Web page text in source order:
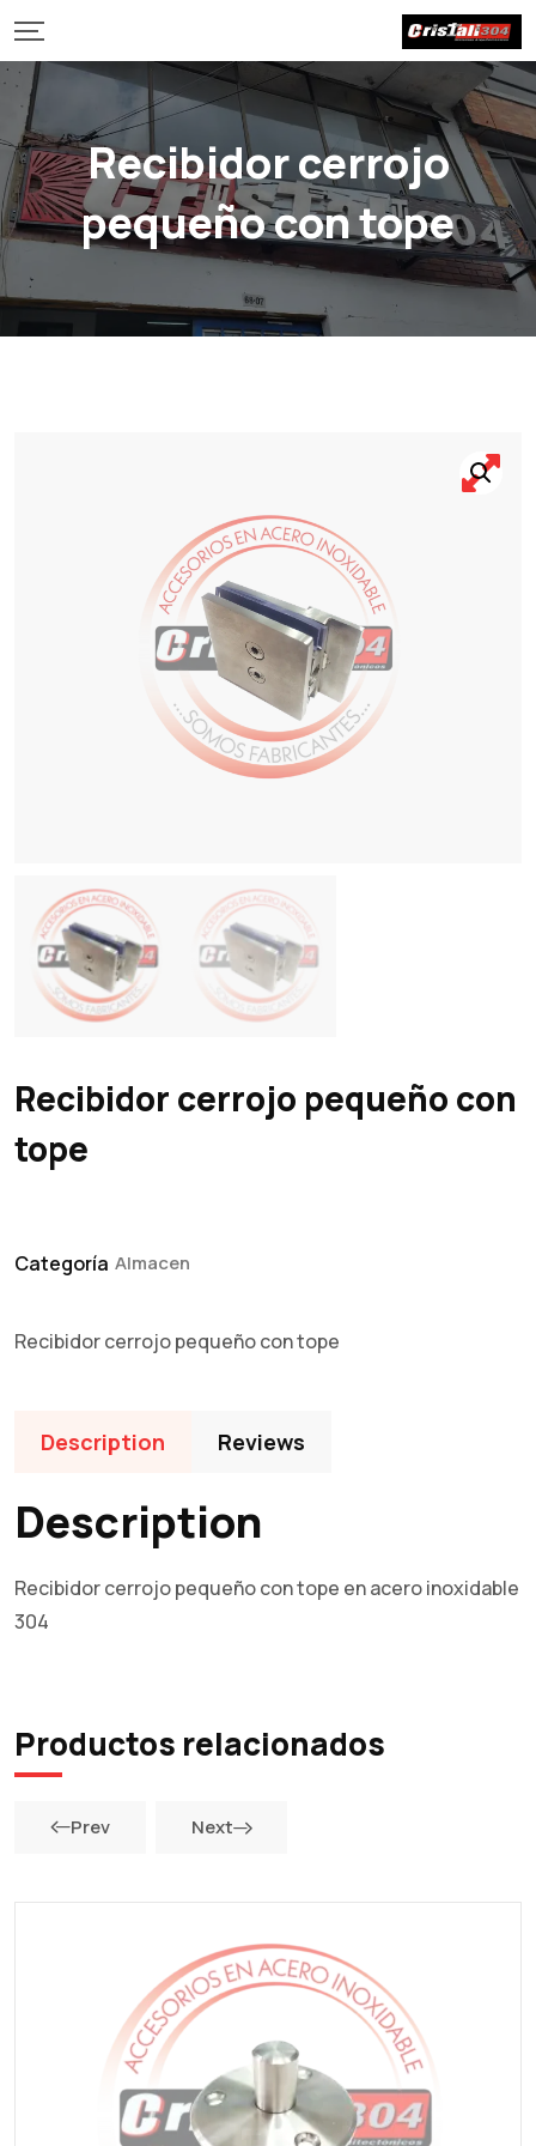
Recibidor cerrojo
pequeño con tope
Recibidor cerrojo pequeño con
tope
Categoría Almacen
Recibidor cerrojo pequeño con tope
Description Reviews
Description
Recibidor cerrojo pequeño con tope en acero inoxidable
304
Productos relacionados
Prev Next